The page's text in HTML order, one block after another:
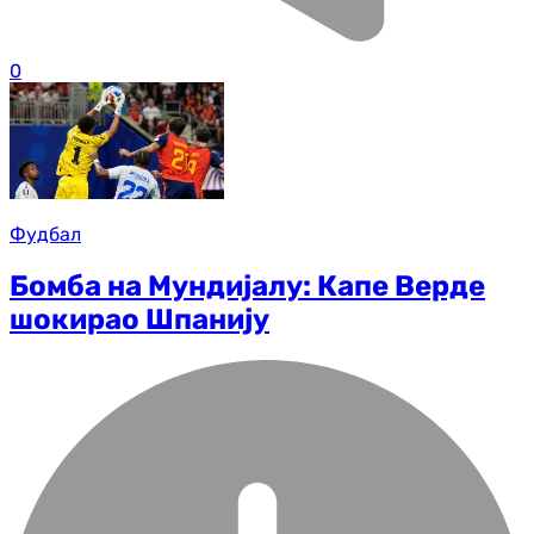
0
Фудбал
Бомба на Мундијалу: Капе Верде
шокирао Шпанију